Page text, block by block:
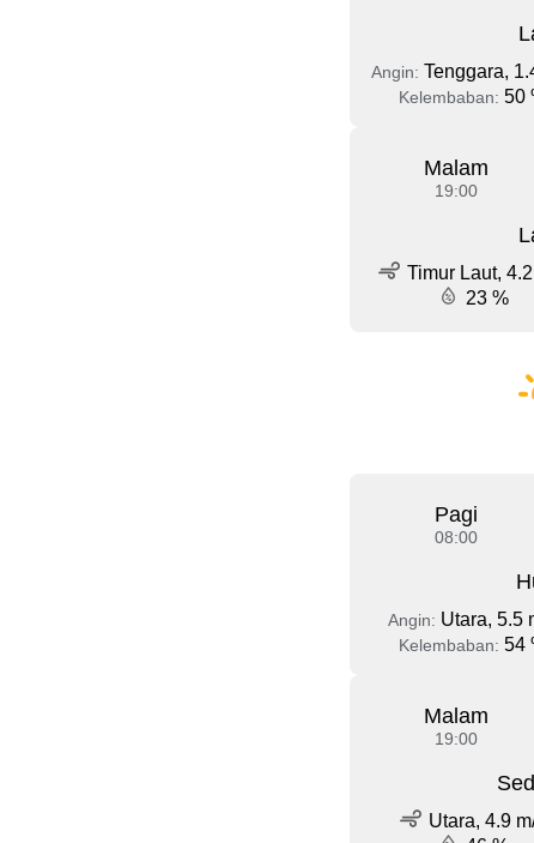
Angin: Tenggara,
Kelembaban: 50
Malam
19:00
Timur Laut,
23 %
Pagi
08:00
Angin: Utara, 5.5
Kelembaban: 54
Malam
19:00
Utara, 4.9